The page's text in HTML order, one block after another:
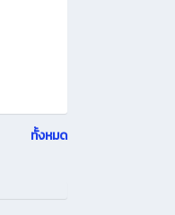
ทั้งหมด